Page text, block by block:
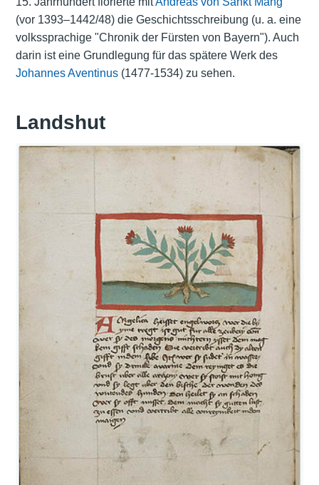
(vor 1393–1442/48) die Geschichtsschreibung (u. a. eine
volkssprachige "Chronik der Fürsten von Bayern"). Auch
darin ist eine Grundlegung für das spätere Werk des
Johannes Aventinus(1477-1534) zu sehen.
Landshut